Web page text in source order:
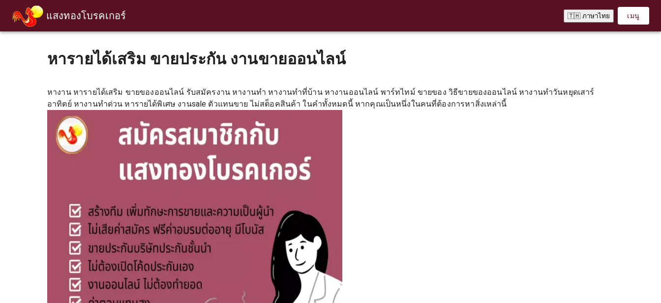
แสงทองโบรคเกอร์ 🇹🇭 ภาษาไทย เมนู
หารายได้เสริม ขายประกัน งานขายออนไลน์
หางาน หารายได้เสริม ขายของออนไลน์ รับสมัครงาน หางานทำ หางานทำที่บ้าน หางานออนไลน์ พาร์ทไทม์ ขายของ วิธีขายของออนไลน์ หางานทำวันหยุดเสาร์
อาทิตย์ หางานทำด่วน หารายได้พิเศษ งานsale ตัวแทนขาย ไม่สต็อคสินค้า ในคำทั้งหมดนี้ หากคุณเป็นหนึ่งในคนที่ต้องการหาสิ่งเหล่านี้